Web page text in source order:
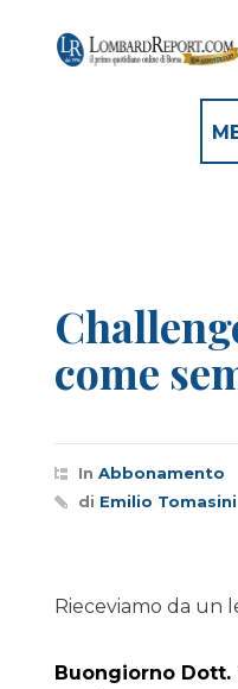
come
In Abbonamento
di Emilio Tomasini
Rieceviamo da un
Buongiorno Dott.